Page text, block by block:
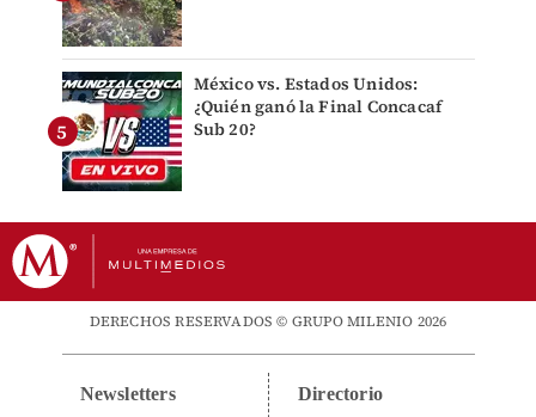
México vs. Estados Unidos:
¿Quién ganó la Final Concacaf
Sub 20?
DERECHOS RESERVADOS © GRUPO MILENIO 2026
Newsletters Directorio